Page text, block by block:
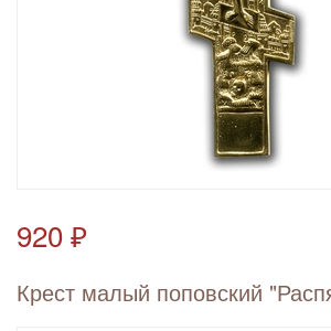
920 ₽
Крест малый поповский